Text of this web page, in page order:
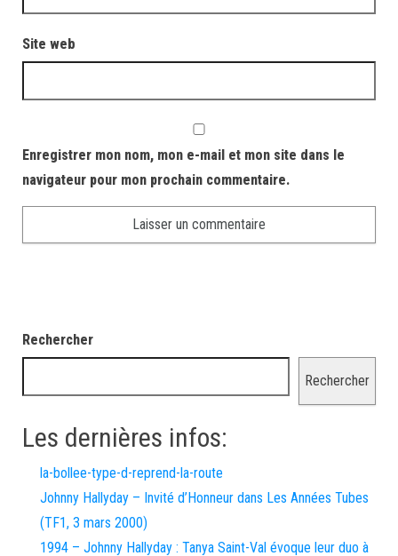
Site web
Enregistrer mon nom, mon e-mail et mon site dans le
navigateur pour mon prochain commentaire.
Rechercher
Rechercher
Les dernières infos:
la-bollee-type-d-reprend-la-route
Johnny Hallyday – Invité d’Honneur dans Les Années Tubes
(TF1, 3 mars 2000)
1994 – Johnny Hallyday : Tanya Saint-Val évoque leur duo à